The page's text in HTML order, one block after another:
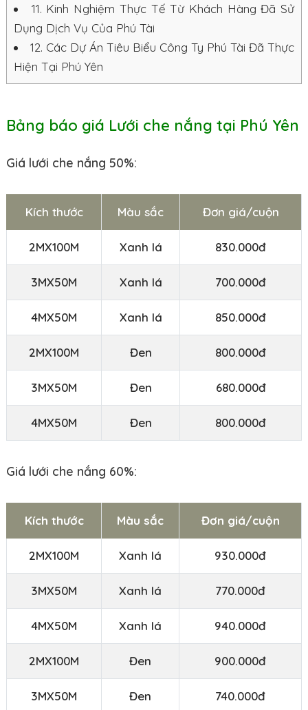
11. Kinh Nghiệm Thực Tế Từ Khách Hàng Đã Sử
Dụng Dịch Vụ Của Phú Tài
12. Các Dự Án Tiêu Biểu Công Ty Phú Tài Đã Thực
Hiện Tại Phú Yên
Bảng báo giá Lưới che nắng tại Phú Yên
Giá lưới che nắng 50%:
Kích thước Màu sắc Đơn giá/cuộn
2MX100M Xanh lá 830.000đ
3MX50M Xanh lá 700.000đ
4MX50M Xanh lá 850.000đ
2MX100M Đen 800.000đ
3MX50M Đen 680.000đ
4MX50M Đen 800.000đ
Giá lưới che nắng 60%:
Kích thước Màu sắc Đơn giá/cuộn
2MX100M Xanh lá 930.000đ
3MX50M Xanh lá 770.000đ
4MX50M Xanh lá 940.000đ
2MX100M Đen 900.000đ
3MX50M Đen 740.000đ